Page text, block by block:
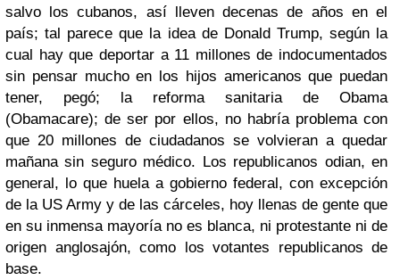
salvo los cubanos, así lleven decenas de años en el
país; tal parece que la idea de Donald Trump, según la
cual hay que deportar a 11 millones de indocumentados
sin pensar mucho en los hijos americanos que puedan
tener, pegó; la reforma sanitaria de Obama
(Obamacare); de ser por ellos, no habría problema con
que 20 millones de ciudadanos se volvieran a quedar
mañana sin seguro médico. Los republicanos odian, en
general, lo que huela a gobierno federal, con excepción
de la US Army y de las cárceles, hoy llenas de gente que
en su inmensa mayoría no es blanca, ni protestante ni de
origen anglosajón, como los votantes republicanos de
base.